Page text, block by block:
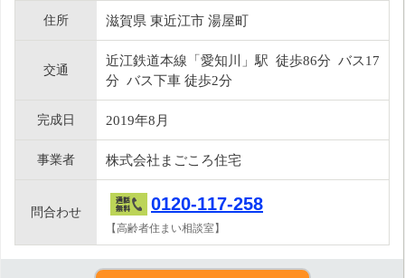
住所 滋賀県 東近江市 湯屋町
交通
近江鉄道本線「愛知川」駅 徒歩86分 バス17
分 バス下車 徒歩2分
完成日 2019年8月
事業者 株式会社まごころ住宅
問合わせ 0120-117-258
【高齢者住まい相談室】